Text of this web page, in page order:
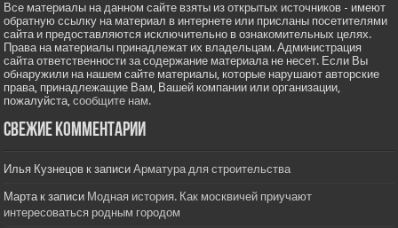
Все материалы на данном сайте взяты из открытых источников - имеют
обратную ссылку на материал в интернете или присланы посетителями
сайта и предоставляются исключительно в ознакомительных целях.
Права на материалы принадлежат их владельцам. Администрация
сайта ответственности за содержание материала не несет. Если Вы
обнаружили на нашем сайте материалы, которые нарушают авторские
права, принадлежащие Вам, Вашей компании или организации,
пожалуйста,сообщите нам.
Свежие комментарии
Илья Кузнецов к записиАрматура для строительства
Мартак записи Модная история. Как москвичей приучают
интересоваться родным городом